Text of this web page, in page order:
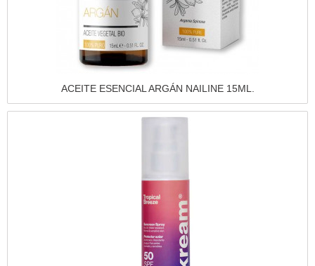
Vista rápida
ACEITE ESENCIAL ARGÁN NAILINE 15ML.